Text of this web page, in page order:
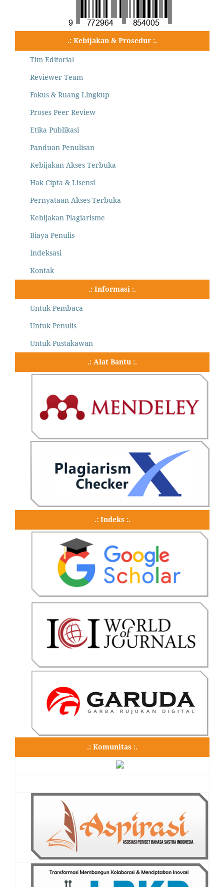
.: Kebijakan & Prosedur :.
Tim Editorial
Reviewer Team
Fokus & Ruang Lingkup
Proses Peer Review
Etika Publikasi
Panduan Penulisan
Kebijakan Akses Terbuka
Hak Cipta & Lisensi
Pernyataan Akses Terbuka
Kebijakan Plagiarisme
Biaya Penulis
Indeksasi
Kontak
.: Informasi :.
Untuk Pembaca
Untuk Penulis
Untuk Pustakawan
.: Alat Bantu :.
.: Indeks :.
.: Komunitas :.